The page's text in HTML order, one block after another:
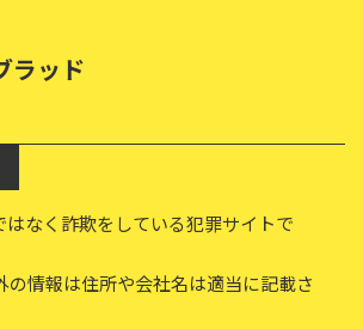
ラッド
なく詐欺をしている犯罪サイトで
の情報は住所や会社名は適当に記載さ